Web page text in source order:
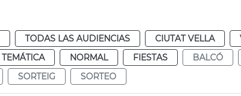
TODAS LAS AUDIENCIAS CIUTAT VELLA
NORMAL FIESTAS BALCÓ
SORTEIG SORTEO